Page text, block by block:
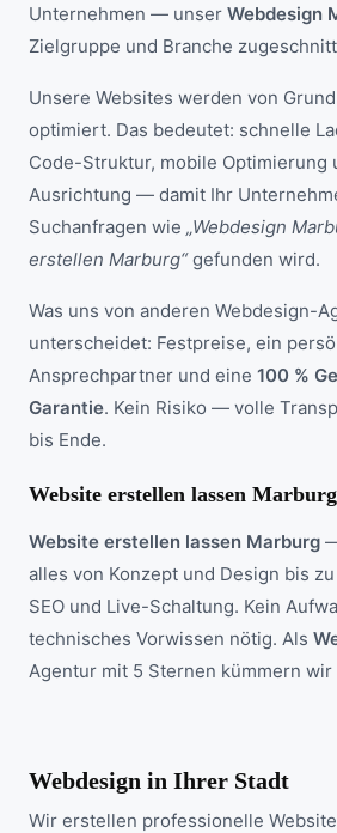
Unternehmen — unser Webdesign
Zielgruppe und Branche
Unsere Websites werden von
optimiert. Das bedeutet: schnelle
Code-Struktur, mobile Optimierung
Ausrichtung — damit Ihr
Suchanfragen wie „Webdesign
erstellen Marburg“gefunden wird.
Was uns von anderen Webdesign-
unterscheidet: Festpreise, ein
Ansprechpartner und eine 100 %
Garantie. Kein Risiko — volle
bis Ende.
Website erstellen lassen Marburg
Website erstellen lassen Marburg
alles von Konzept und Design bis
SEO und Live-Schaltung. Kein
technisches Vorwissen nötig. Als
Agentur mit 5 Sternen kümmern wir
Webdesign in Ihrer Stadt
Wir erstellen professionelle